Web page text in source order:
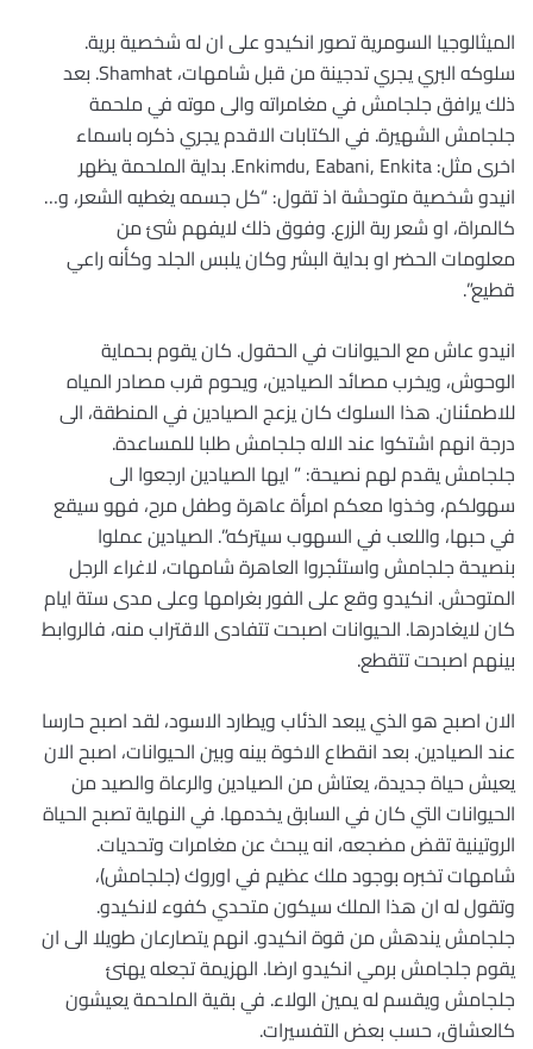
الميثالوجيا السومرية تصور انكيدو على ان له شخصية برية.
سلوكه البري يجري تدجينة من قبل شامهات، Shamhat. بعد
ذلك يرافق جلجامش في مغامراته والى موته في ملحمة
جلجامش الشهيرة. في الكتابات الاقدم يجري ذكره باسماء
اخرى مثل: Enkimdu, Eabani, Enkita. بداية الملحمة يظهر
انيدو شخصية متوحشة اذ تقول: “كل جسمه يغطيه الشعر، و…
كالمراة، او شعر ربة الزرع. وفوق ذلك لايفهم شئ من
معلومات الحضر او بداية البشر وكان يلبس الجلد وكأنه راعي
قطيع”.
انيدو عاش مع الحيوانات في الحقول. كان يقوم بحماية
الوحوش، ويخرب مصائد الصيادين، ويحوم قرب مصادر المياه
للاطمئنان. هذا السلوك كان يزعج الصيادين في المنطقة، الى
درجة انهم اشتكوا عند الاله جلجامش طلبا للمساعدة.
جلجامش يقدم لهم نصيحة: ” ايها الصيادين ارجعوا الى
سهولكم، وخذوا معكم امرأة عاهرة وطفل مرح، فهو سيقع
في حبها، واللعب في السهوب سيتركه”. الصيادين عملوا
بنصيحة جلجامش واستئجروا العاهرة شامهات، لاغراء الرجل
المتوحش. انكيدو وقع على الفور بغرامها وعلى مدى ستة ايام
كان لايغادرها. الحيوانات اصبحت تتفادى الاقتراب منه، فالروابط
بينهم اصبحت تتقطع.
الان اصبح هو الذي يبعد الذئاب ويطارد الاسود، لقد اصبح حارسا
عند الصيادين. بعد انقطاع الاخوة بينه وبين الحيوانات، اصبح الان
يعيش حياة جديدة، يعتاش من الصيادين والرعاة والصيد من
الحيوانات التي كان في السابق يخدمها. في النهاية تصبح الحياة
الروتينية تقض مضجعه، انه يبحث عن مغامرات وتحديات.
شامهات تخبره بوجود ملك عظيم في اوروك (جلجامش)،
وتقول له ان هذا الملك سيكون متحدي كفوء لانكيدو.
جلجامش يندهش من قوة انكيدو. انهم يتصارعان طويلا الى ان
يقوم جلجامش برمي انكيدو ارضا. الهزيمة تجعله يهنئ
جلجامش ويقسم له يمين الولاء. في بقية الملحمة يعيشون
كالعشاق، حسب بعض التفسيرات.